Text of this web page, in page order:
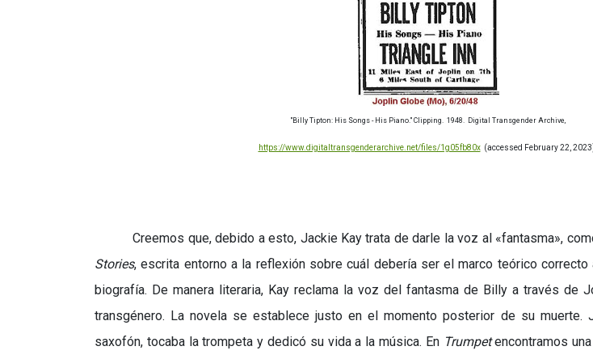
"Billy Tipton: His Songs - His Piano." Clipping. 1948. Digital Transgender Archive,
https://www.digitaltransgenderarchive.net/files/1g05fb80x(accessed February 22,
Creemos que, debido a esto, Jackie Kay trata de darle la voz al «fantasma»,
Stories, escrita entorno a la reflexión sobre cuál debería ser el marco teórico correcto
biografía. De manera literaria, Kay reclama la voz del fantasma de Billy a través de
transgénero. La novela se establece justo en el momento posterior de su muerte.
saxofón, tocaba la trompeta y dedicó su vida a la música. En Trumpetencontramos